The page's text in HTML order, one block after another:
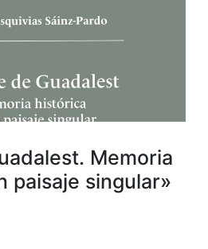
Memoria
paisaje singular»